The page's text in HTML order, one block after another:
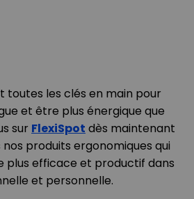
toutes les clés en main pour
et être plus énergique que
sur FlexiSpot dès maintenant
produits ergonomiques qui
plus efficace et productif dans
et personnelle.